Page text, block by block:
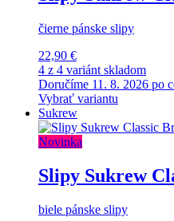
čierne pánske slipy
22,90 €
4 z 4 variánt skladom
Doručíme 11. 8. 2026 po
Vybrať variantu
Sukrew
Novinka
Slipy Sukrew
biele pánske slipy